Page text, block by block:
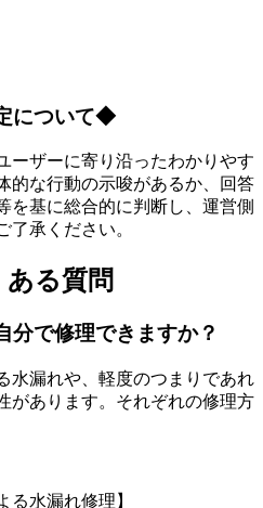
について◆
ーザーに寄り沿ったわかりやす
的な行動の示唆があるか、回答
を基に総合的に判断し、運営側
了承ください。
ある質問
分で修理できますか？
水漏れや、軽度のつまりであれ
があります。それぞれの修理方
る水漏れ修理】